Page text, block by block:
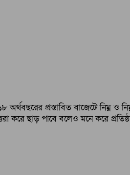
অর্থবছরের প্রস্তাবিত বাজেটে নিম্ন ও
করে ছাড় পাবে বলেও মনে করে